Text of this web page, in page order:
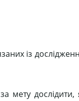
із
мету